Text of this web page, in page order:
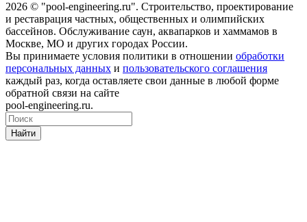
2026 © "pool-engineering.ru". Cтроительство, проектирование
и реставрация частных, общественных и олимпийских
бассейнов. Обслуживание саун, аквапарков и хаммамов в
Москве, МО и других городах России.
Вы принимаете условия политики в отношении обработки
персональных данных и пользовательского соглашения
каждый раз, когда оставляете свои данные в любой форме
обратной связи на сайте
pool-engineering.ru.
Найти